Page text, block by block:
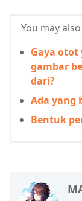
You may
Gaya
gambar
dari?
Ada yang
Bentuk